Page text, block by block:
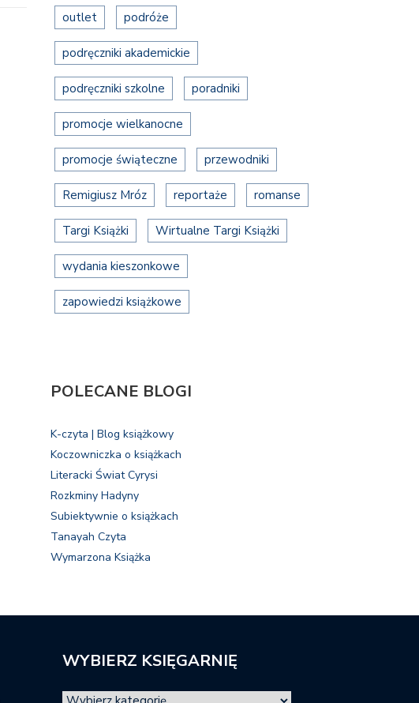
outlet podróże
podręczniki akademickie
podręczniki szkolne poradniki
promocje wielkanocne
promocje świąteczne przewodniki
Remigiusz Mróz reportaże romanse
Targi Książki Wirtualne Targi Książki
wydania kieszonkowe
zapowiedzi książkowe
POLECANE BLOGI
K-czyta | Blog książkowy
Koczowniczka o książkach
Literacki Świat Cyrysi
Rozkminy Hadyny
Subiektywnie o książkach
Tanayah Czyta
Wymarzona Książka
WYBIERZ KSIĘGARNIĘ